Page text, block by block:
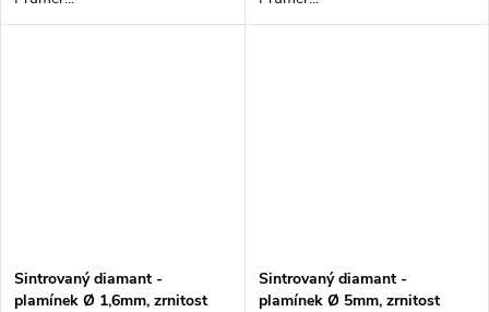
Sintrovaný diamant -
plamínek Ø 1,6mm, zrnitost
Sintrovaný diamant -
plamínek Ø 5mm, zrnitost